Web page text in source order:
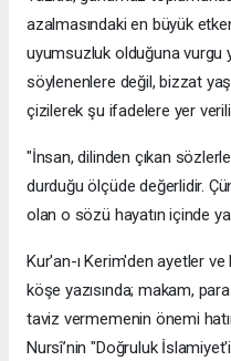
azalmasındaki en büyük
uyumsuzluk olduğuna vurgu
söylenenlere değil, bizzat
çizilerek şu ifadelere yer
​"İnsan, dilinden çıkan
durduğu ölçüde değerlidir.
olan o sözü hayatın içinde
​Kur'an-ı Kerim'den ayetler ve
köşe yazısında; makam,
taviz vermemenin önemi
Nursî’nin "Doğruluk